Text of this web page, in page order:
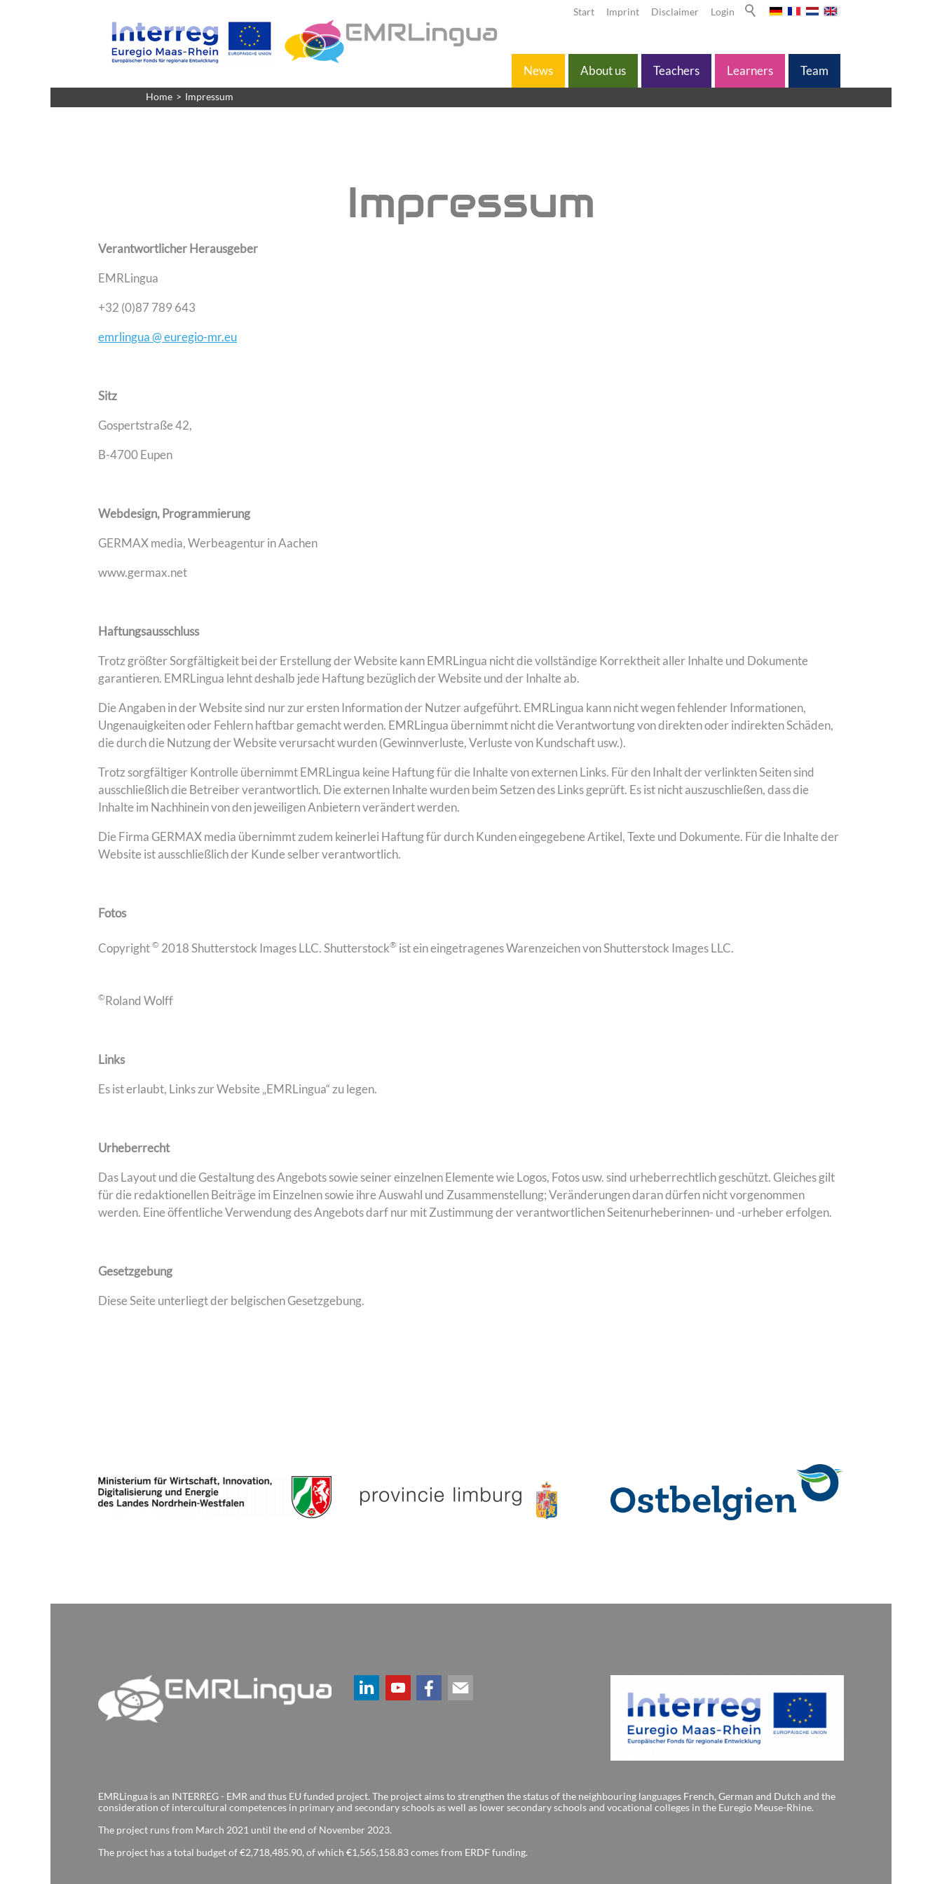
Login
Disclaimer
Imprint
Start
News About us Teachers Learners Team
Home Impressum
Impressum
Verantwortlicher Herausgeber
EMRLingua
+32 (0)87 789 643
emrlingua @ euregio-mr.eu
Sitz
Gospertstraße 42,
B-4700 Eupen
Webdesign, Programmierung
GERMAX media, Werbeagentur in Aachen
www.germax.net
Haftungsausschluss
Trotz größter Sorgfältigkeit bei der Erstellung der Website kann EMRLingua nicht die vollständige Korrektheit aller Inhalte und Dokumente
garantieren. EMRLingua lehnt deshalb jede Haftung bezüglich der Website und der Inhalte ab.
Die Angaben in der Website sind nur zur ersten Information der Nutzer aufgeführt. EMRLingua kann nicht wegen fehlender Informationen,
Ungenauigkeiten oder Fehlern haftbar gemacht werden. EMRLingua übernimmt nicht die Verantwortung von direkten oder indirekten Schäden,
die durch die Nutzung der Website verursacht wurden (Gewinnverluste, Verluste von Kundschaft usw.).
Trotz sorgfältiger Kontrolle übernimmt EMRLingua keine Haftung für die Inhalte von externen Links. Für den Inhalt der verlinkten Seiten sind
ausschließlich die Betreiber verantwortlich. Die externen Inhalte wurden beim Setzen des Links geprüft. Es ist nicht auszuschließen, dass die
Inhalte im Nachhinein von den jeweiligen Anbietern verändert werden.
Die Firma GERMAX media übernimmt zudem keinerlei Haftung für durch Kunden eingegebene Artikel, Texte und Dokumente. Für die Inhalte der
Website ist ausschließlich der Kunde selber verantwortlich.
Fotos
Copyright © 2018 Shutterstock Images LLC. Shutterstock® ist ein eingetragenes Warenzeichen von Shutterstock Images LLC.
©Roland Wolff
Links
Es ist erlaubt, Links zur Website „EMRLingua“ zu legen.
Urheberrecht
Das Layout und die Gestaltung des Angebots sowie seiner einzelnen Elemente wie Logos, Fotos usw. sind urheberrechtlich geschützt. Gleiches gilt
für die redaktionellen Beiträge im Einzelnen sowie ihre Auswahl und Zusammenstellung; Veränderungen daran dürfen nicht vorgenommen
werden. Eine öffentliche Verwendung des Angebots darf nur mit Zustimmung der verantwortlichen Seitenurheberinnen- und -urheber erfolgen.
Gesetzgebung
Diese Seite unterliegt der belgischen Gesetzgebung.
EMRLingua is an INTERREG - EMR and thus EU funded project. The project aims to strengthen the status of the neighbouring languages French, German and Dutch and the
consideration of intercultural competences in primary and secondary schools as well as lower secondary schools and vocational colleges in the Euregio Meuse-Rhine.
The project runs from March 2021 until the end of November 2023.
The project has a total budget of €2,718,485.90, of which €1,565,158.83 comes from ERDF funding.